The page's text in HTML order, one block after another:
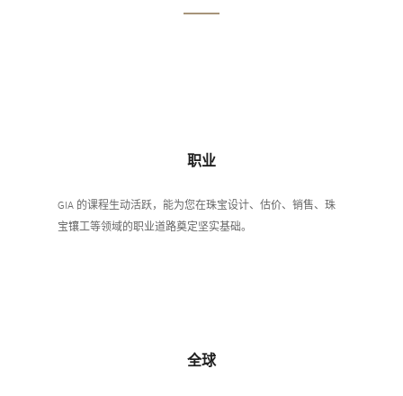
职业
GIA 的课程生动活跃，能为您在珠宝设计、估价、销售、珠
宝镶工等领域的职业道路奠定坚实基础。
全球